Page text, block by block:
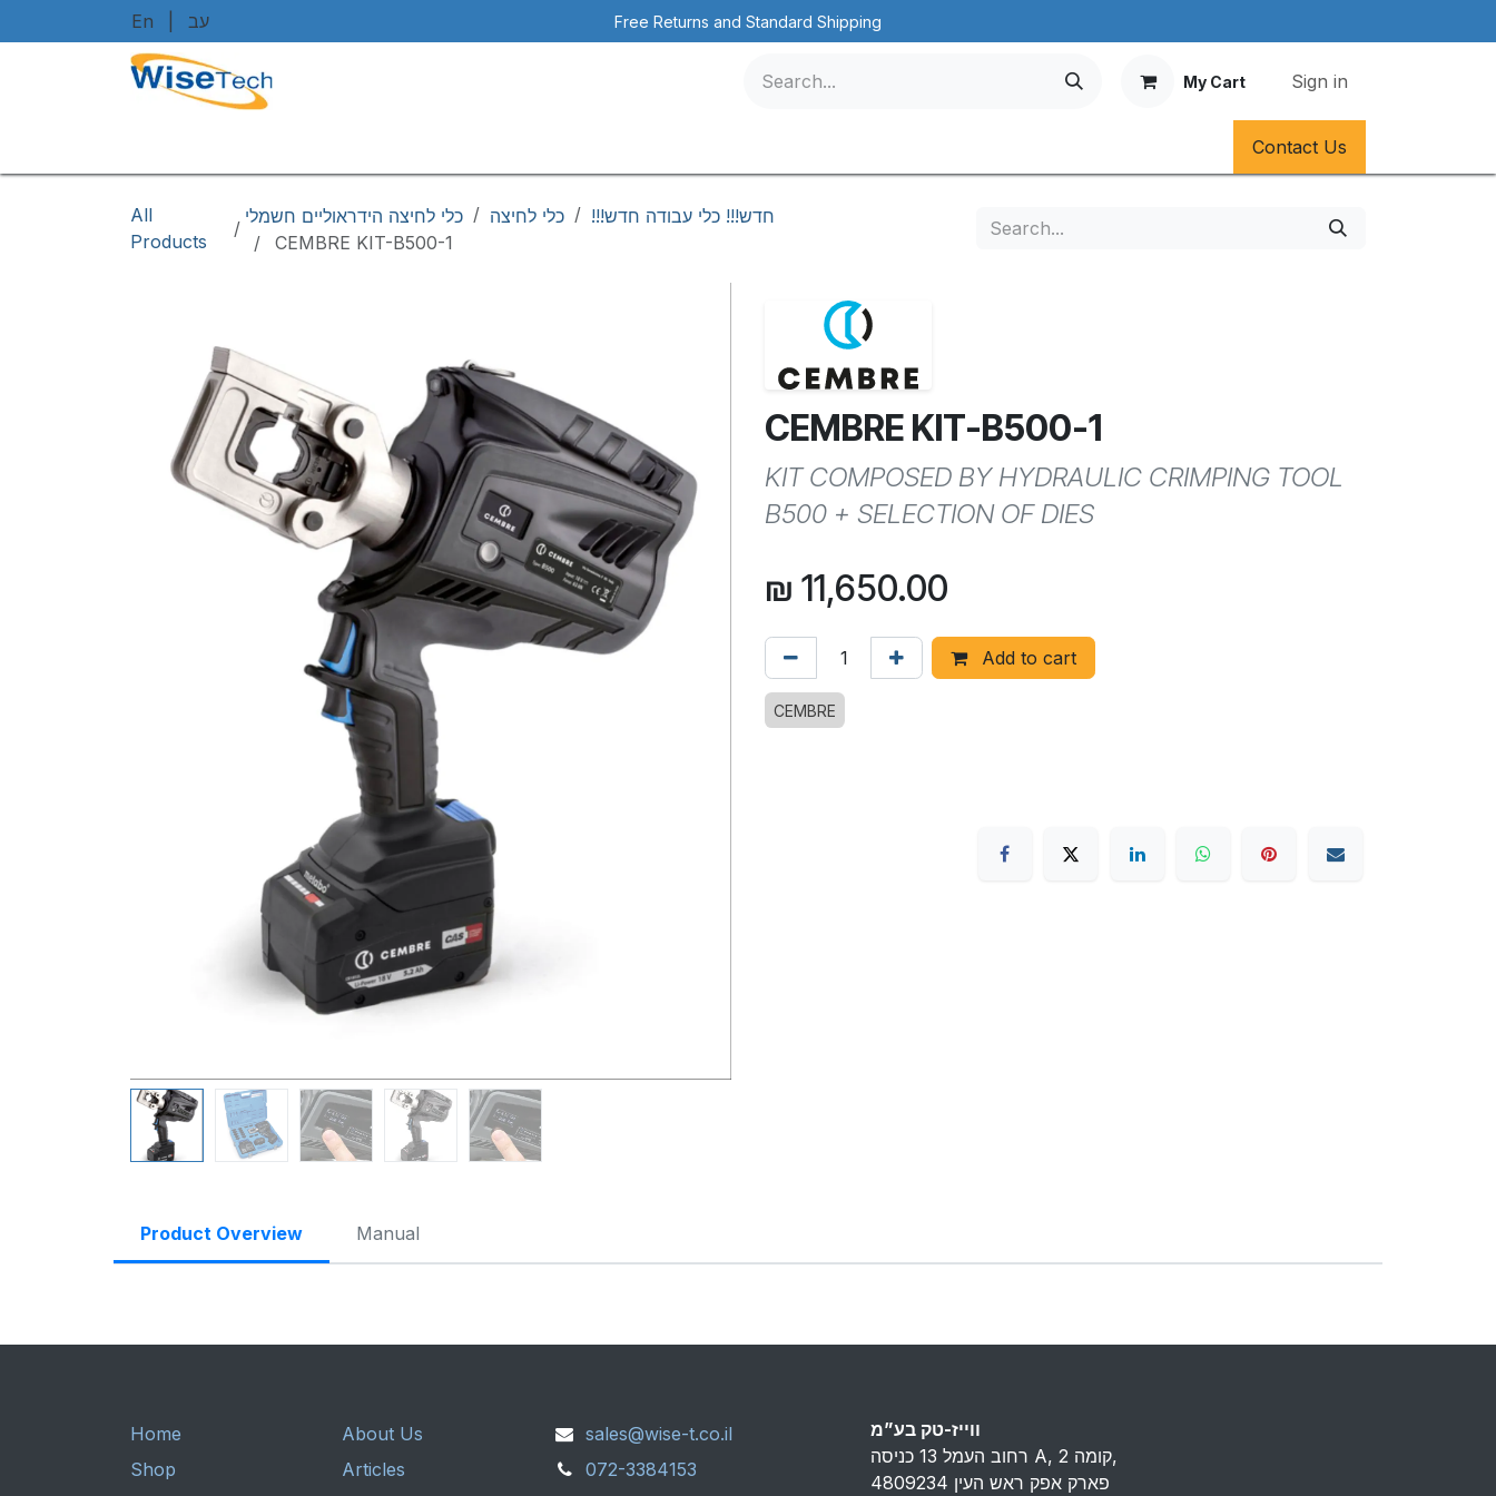
En עב Free Returns and Standard Shipping
My Cart Sign in
Contact Us
All
Products
/
חדש!!! כלי עבודה חדש!!! / כלי לחיצה / כלי לחיצה הידראוליים חשמלי
CEMBRE KIT-B500-1
CEMBRE KIT-B500-1
KIT COMPOSED BY HYDRAULIC CRIMPING TOOL
B500 + SELECTION OF DIES
₪ 11,650.00
Add to cart
CEMBRE
Product Overview Manual
Home
Shop
About Us
Articles
sales@wise-t.co.il
072-3384153
ווייז-טק בע”מ
רחוב העמל 13 כניסה A, קומה 2,
פארק אפק ראש העין 4809234